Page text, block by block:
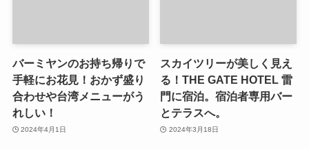
バーミヤンのお持ち帰りで
手軽にお花見！おかず盛り
合わせや台湾メニューがう
れしい！
2024年4月1日
スカイツリーが美しく見え
る！THE GATE HOTEL 雷
門に宿泊。宿泊者専用バー
とテラスへ。
2024年3月18日